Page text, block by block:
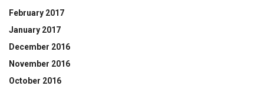
February 2017
January 2017
December 2016
November 2016
October 2016